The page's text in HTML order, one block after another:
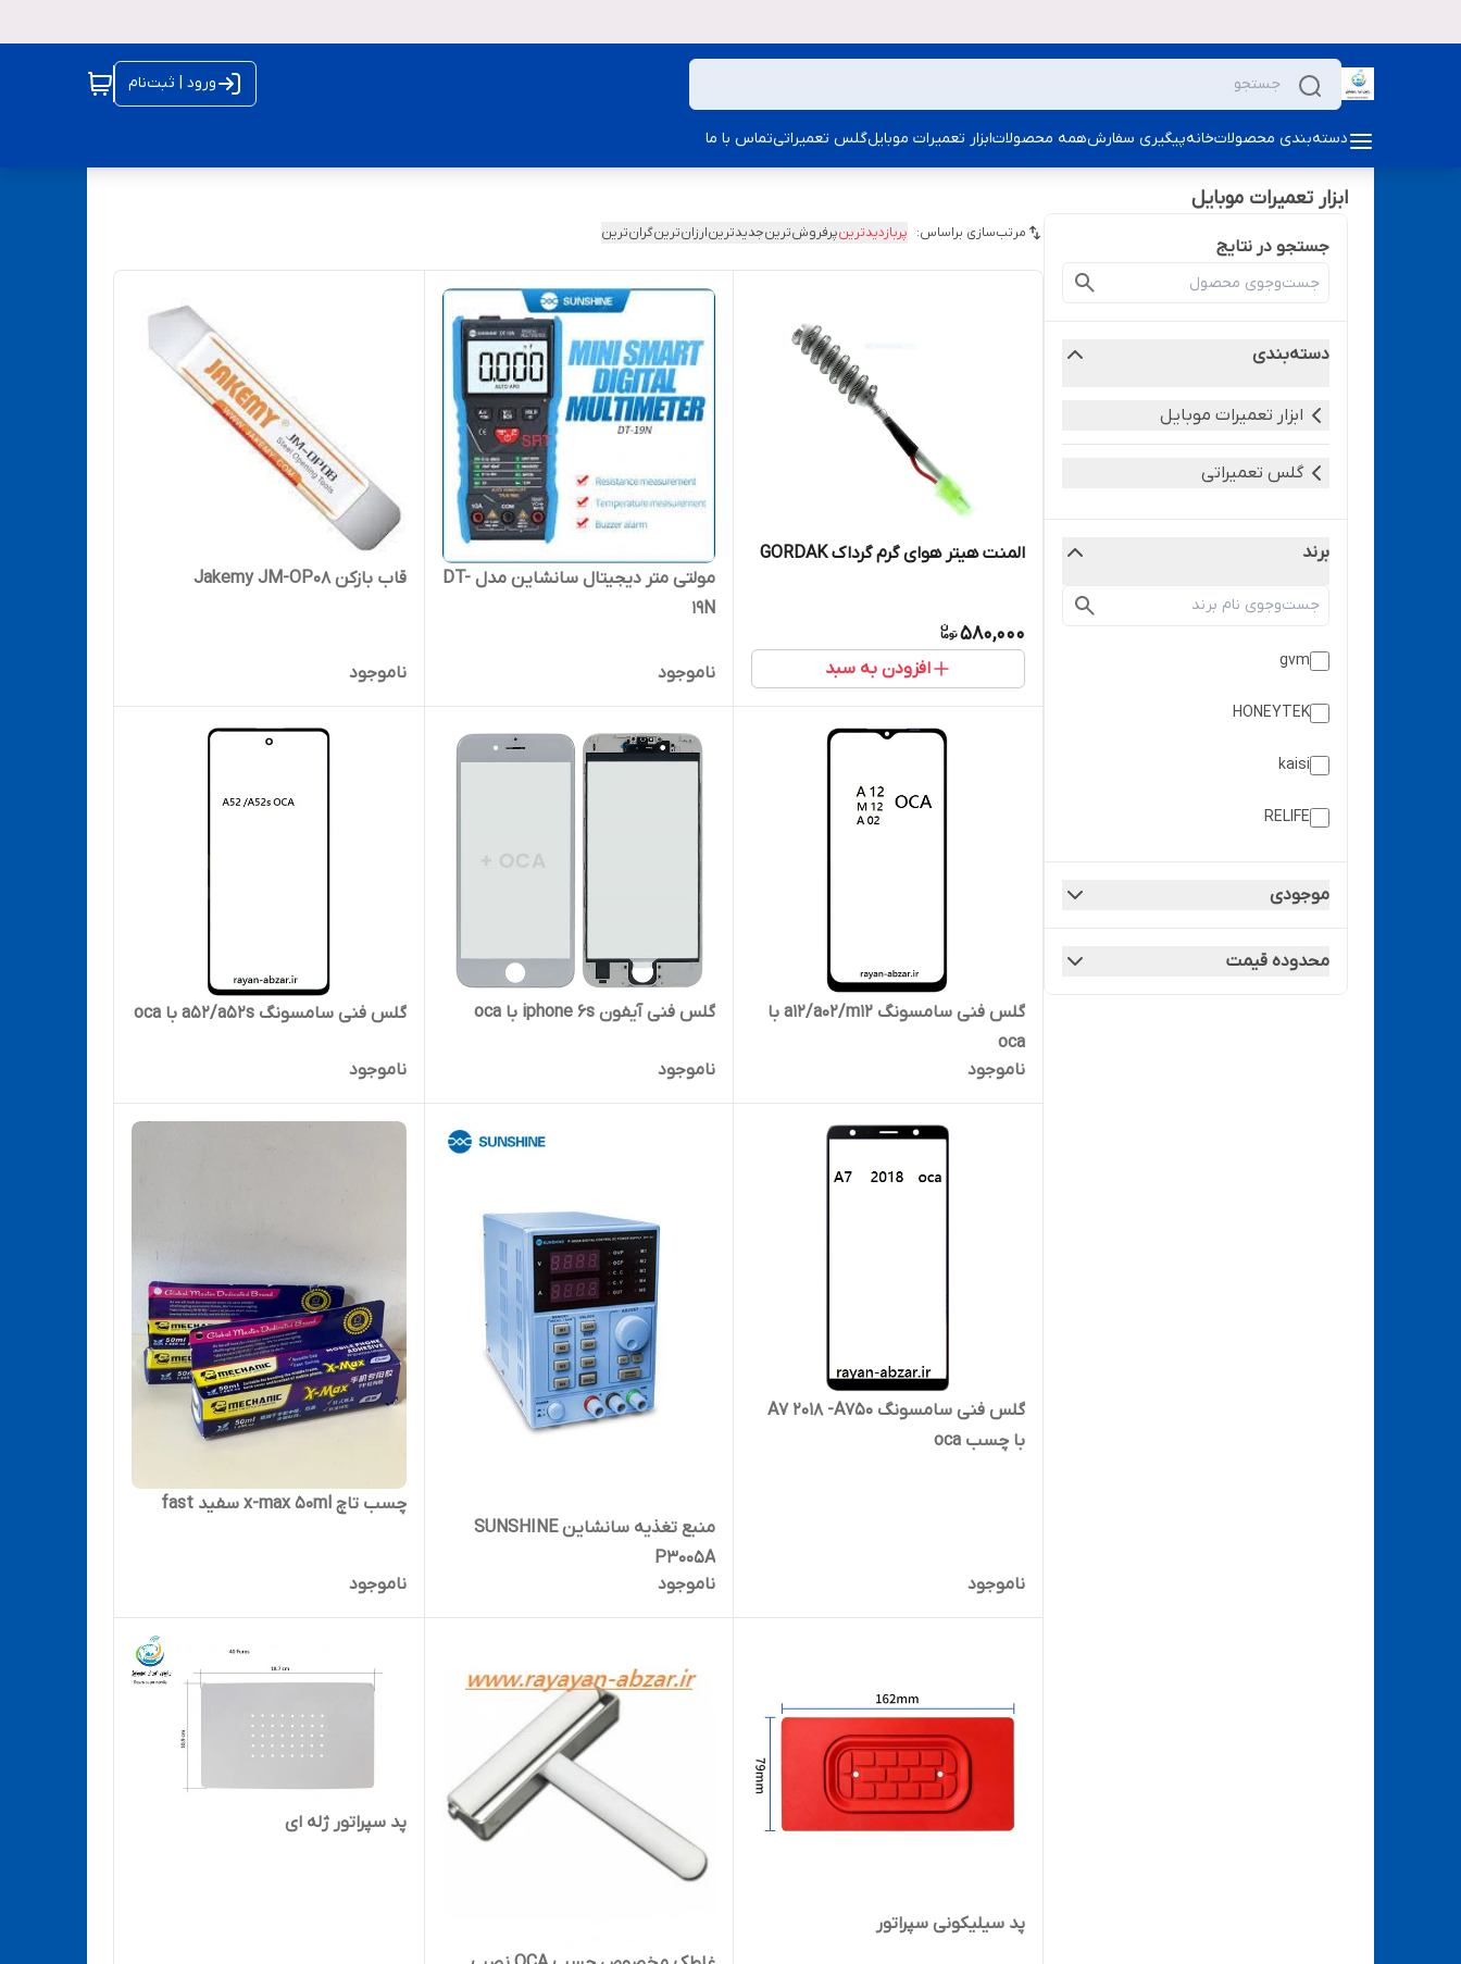
ورود | ثبت‌نام
دسته‌بندی محصولاتخانهپیگیری سفارشهمه محصولاتابزار تعمیرات موبایلگلس تعمیراتیتماس با ما
ابزار تعمیرات موبایل
جستجو در نتایج
دسته‌بندی
ابزار تعمیرات موبایل
گلس تعمیراتی
برند
gvm
HONEYTEK
kaisi
RELIFE
سانشاین -SUNSHINE
موجودی
محدوده قیمت
مرتب‌سازی براساس: پربازدیدترینپرفروش‌ترینجدیدترینارزان‌ترینگران‌ترین
المنت هیتر هوای گرم گرداک GORDAK
580,000
افزودن به سبد
مولتی متر دیجیتال سانشاین مدل DT-
19N
ناموجود
قاب بازکن Jakemy JM-OP08
ناموجود
گلس فنی سامسونگ a12/a02/m12 با
oca
ناموجود
گلس فنی آیفون iphone 6s با oca
ناموجود
گلس فنی سامسونگ a52/a52s با oca
ناموجود
گلس فنی سامسونگ A7 2018 -A750
با چسب oca
ناموجود
منبع تغذیه سانشاین SUNSHINE
P3005A
ناموجود
چسب تاچ x-max 50ml سفید fast
ناموجود
پد سیلیکونی سپراتور
پد سپراتور ژله ای